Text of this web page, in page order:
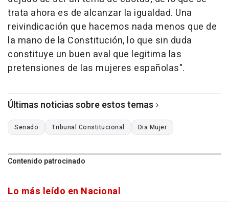
trata ahora es de alcanzar la igualdad. Una
reivindicación que hacemos nada menos que de
la mano de la Constitución, lo que sin duda
constituye un buen aval que legitima las
pretensiones de las mujeres españolas".
Últimas noticias sobre estos temas
Senado Tribunal Constitucional Dia Mujer
Contenido patrocinado
Lo más leído en Nacional